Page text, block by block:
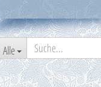
Alle